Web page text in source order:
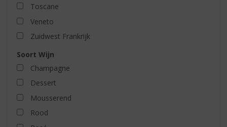
Toscane
Veneto
Zuidwest Frankrijk
Soort Wijn
Champagne
Dessert
Mousserend
Rood